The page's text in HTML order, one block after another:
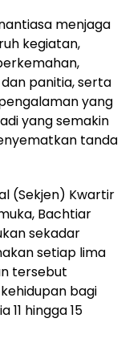
menjaga
kegiatan,
panitia, serta
yang
yang semakin
tanda
(Sekjen) Kwartir
Bachtiar
sekadar
setiap lima
tersebut
bagi
11 hingga 15